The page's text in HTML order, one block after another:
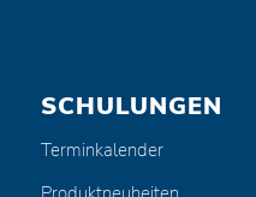
SCHULUNGEN
Terminkalender